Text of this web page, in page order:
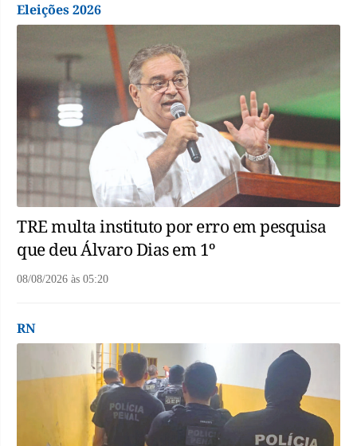
Eleições 2026
TRE multa instituto por erro em pesquisa
que deu Álvaro Dias em 1º
08/08/2026 às 05:20
RN